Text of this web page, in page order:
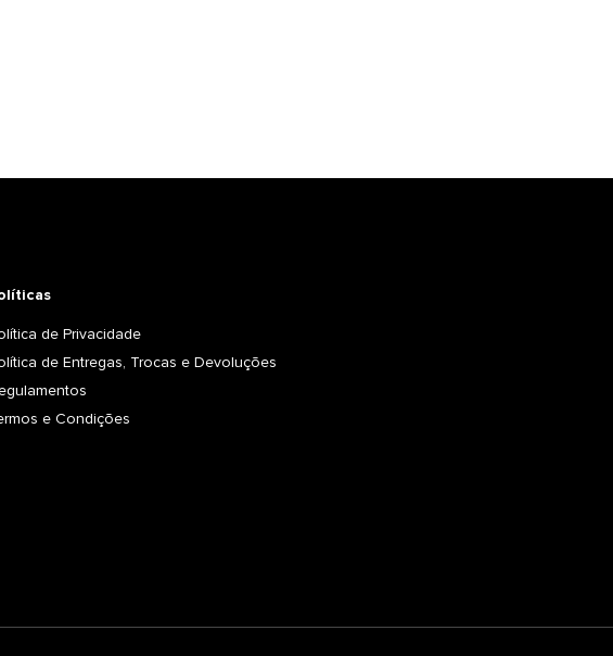
de Privacidade
de Entregas, Trocas e Devoluções
e Condições